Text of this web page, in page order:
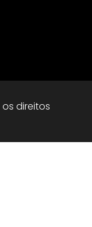
direitos